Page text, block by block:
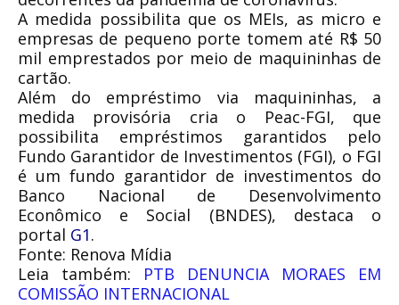
A medida possibilita que os MEIs, as micro e
empresas de pequeno porte tomem até R$ 50
mil emprestados por meio de maquininhas de
cartão.
Além do empréstimo via maquininhas, a
medida provisória cria o Peac-FGI, que
possibilita empréstimos garantidos pelo
Fundo Garantidor de Investimentos (FGI), o FGI
é um fundo garantidor de investimentos do
Banco Nacional de Desenvolvimento
Econômico e Social (BNDES), destaca o
portal G1.
Fonte: Renova Mídia
Leia também: PTB DENUNCIA MORAES EM
COMISSÃO INTERNACIONAL